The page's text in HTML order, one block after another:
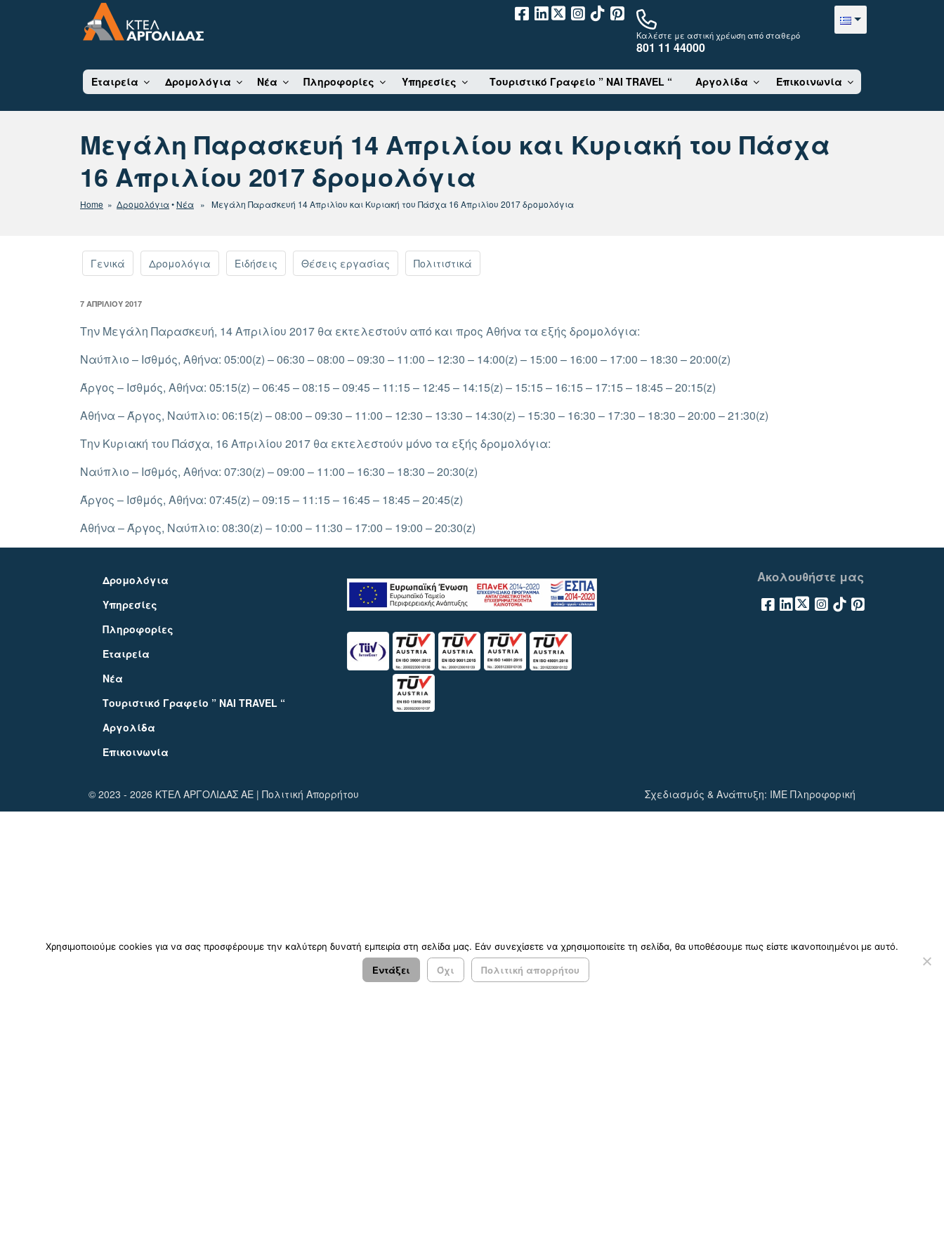
Καλέστε με αστική χρέωση από σταθερό
801 11 44000
Εταιρεία Δρομολόγια Νέα Πληροφορίες Υπηρεσίες Τουριστικό Γραφείο ” NAI TRAVEL “ Αργολίδα Eπικοινωνία
Μεγάλη Παρασκευή 14 Απριλίου και Κυριακή του Πάσχα
16 Απριλίου 2017 δρομολόγια
Home » Δρομολόγια• Νέα » Μεγάλη Παρασκευή 14 Απριλίου και Κυριακή του Πάσχα 16 Απριλίου 2017 δρομολόγια
Γενικά Δρομολόγια Ειδήσεις Θέσεις εργασίας Πολιτιστικά
ΔΗΜΟΣΙΕΎΤΗΚΕ
7 ΑΠΡΙΛΊΟΥ 2017
Την Μεγάλη Παρασκευή, 14 Απριλίου 2017 θα εκτελεστούν από και προς Αθήνα τα εξής δρομολόγια:
Ναύπλιο – Ισθμός, Αθήνα: 05:00(z) – 06:30 – 08:00 – 09:30 – 11:00 – 12:30 – 14:00(z) – 15:00 – 16:00 – 17:00 – 18:30 – 20:00(z)
Άργος – Ισθμός, Αθήνα: 05:15(z) – 06:45 – 08:15 – 09:45 – 11:15 – 12:45 – 14:15(z) – 15:15 – 16:15 – 17:15 – 18:45 – 20:15(z)
Αθήνα – Άργος, Ναύπλιο: 06:15(z) – 08:00 – 09:30 – 11:00 – 12:30 – 13:30 – 14:30(z) – 15:30 – 16:30 – 17:30 – 18:30 – 20:00 – 21:30(z)
Την Κυριακή του Πάσχα, 16 Απριλίου 2017 θα εκτελεστούν μόνο τα εξής δρομολόγια:
Ναύπλιο – Ισθμός, Αθήνα: 07:30(z) – 09:00 – 11:00 – 16:30 – 18:30 – 20:30(z)
Άργος – Ισθμός, Αθήνα: 07:45(z) – 09:15 – 11:15 – 16:45 – 18:45 – 20:45(z)
Αθήνα – Άργος, Ναύπλιο: 08:30(z) – 10:00 – 11:30 – 17:00 – 19:00 – 20:30(z)
Δρομολόγια
Υπηρεσίες
Πληροφορίες
Εταιρεία
Νέα
Τουριστικό Γραφείο ” NAI TRAVEL “
Αργολίδα
Eπικοινωνία
Ακολουθήστε μας
© 2023 - 2026 ΚΤΕΛ ΑΡΓΟΛΙΔΑΣ ΑΕ | Πολιτική Απορρήτου Σχεδιασμός & Ανάπτυξη: ΙΜΕ Πληροφορική
Χρησιμοποιούμε cookies για να σας προσφέρουμε την καλύτερη δυνατή εμπειρία στη σελίδα μας. Εάν συνεχίσετε να χρησιμοποιείτε τη σελίδα, θα υποθέσουμε πως είστε ικανοποιημένοι με αυτό.
Εντάξει Όχι Πολιτική απορρήτου